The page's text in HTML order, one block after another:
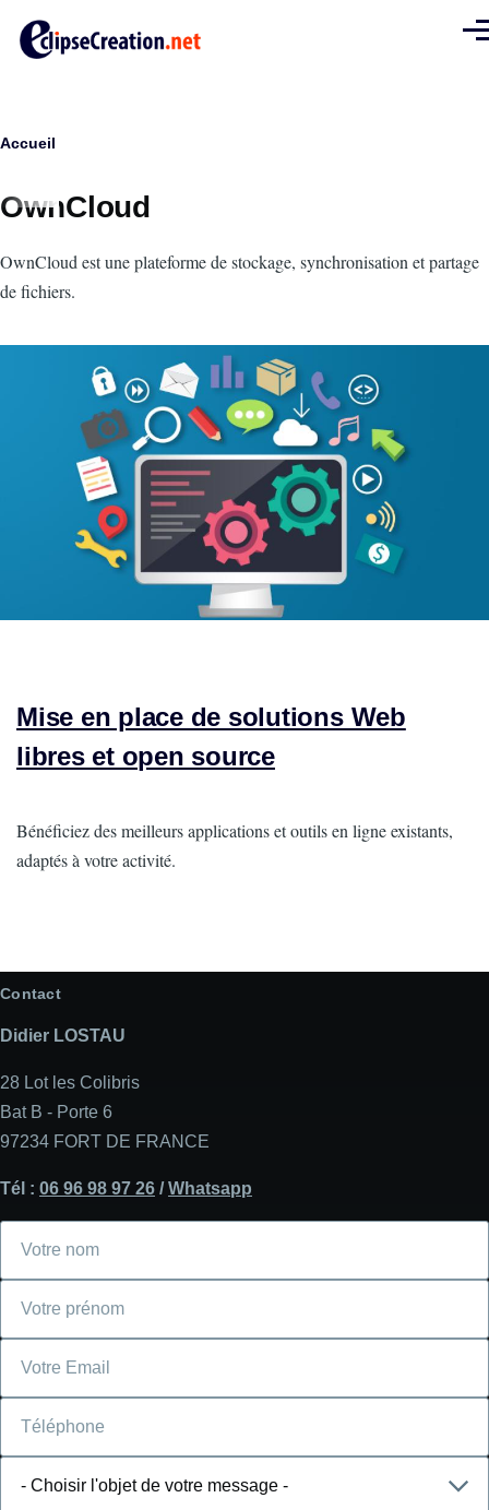
Fil
d'Ariane
Accueil
OwnCloud
Intro
OwnCloud est une plateforme de stockage, synchronisation et partage
de fichiers.
Mise en place de solutions Web
libres et open source
Intro
Bénéficiez des meilleurs applications et outils en ligne existants,
adaptés à votre activité.
Contact
Didier LOSTAU
28 Lot les Colibris
Bat B - Porte 6
97234 FORT DE FRANCE
Tél : 06 96 98 97 26 / Whatsapp